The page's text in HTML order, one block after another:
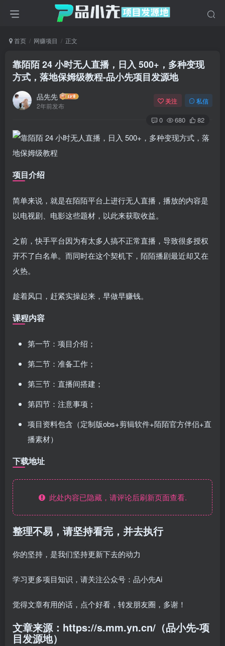
首页 网赚项目 正文
靠陌陌 24 小时无人直播，日入 500+，多种变现
方式，落地保姆级教程-品小先项目发源地
品先先
2年前发布
关注 私信
0 680 82
项目介绍
简单来说，就是在陌陌平台上进行无人直播，播放的内容是
以电视剧、电影这些题材，以此来获取收益。
之前，快手平台因为有太多人搞不正常直播，导致很多授权
开不了白名单。而同时在这个契机下，陌陌播剧最近却又在
火热。
趁着风口，赶紧实操起来，早做早赚钱。
课程内容
第一节：项目介绍；
第二节：准备工作；
第三节：直播间搭建；
第四节：注意事项；
项目资料包含（定制版obs+剪辑软件+陌陌官方伴侣+直
播素材）
下载地址
此处内容已隐藏，请评论后刷新页面查看.
整理不易，请坚持看完，并去执行
你的坚持，是我们坚持更新下去的动力
学习更多项目知识，请关注公众号：品小先Ai
觉得文章有用的话，点个好看，转发朋友圈，多谢！
文章来源：https://s.mm.yn.cn/（品小先-项
目发源地）